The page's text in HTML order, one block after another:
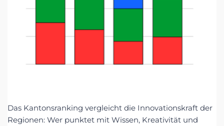
Das Kantonsranking vergleicht die Innovationskraft der
Regionen: Wer punktet mit Wissen, Kreativität und